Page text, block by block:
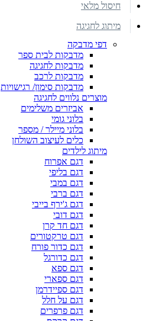
חיסול מלאי
מיתוג לחגיגה
דפי מדבקה
מדבקות לבית ספר
מדבקות לחגיגה
מדבקות לרכב
מדבקות סימון/ רגישויות
מוצרים נלווים לחגיגה
אביזרים משלימים
בלוני גומי
בלוני מיילר / מספר
כלים לעיצוב השולחן
מיתוג לילדים
דגם אפרוח
דגם בליפי
דגם במבי
דגם ברבי
דגם ג'ירף בייבי
דגם דובי
דגם חד קרן
דגם טרקטורים
דגם כדור פורח
דגם כדורגל
דגם ספא
דגם ספארי
דגם ספיידרמן
דגם על חלל
דגם פרפרים